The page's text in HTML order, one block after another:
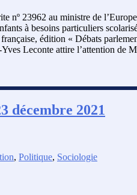
nº 23962 au ministre de
à besoins particuliers
édition « Débats
Leconte attire l’attention de
décembre 2021
, Politique, Sociologie